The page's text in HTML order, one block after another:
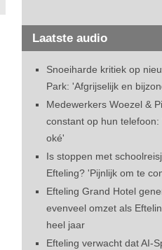
Laatste audio
Snoeiharde kritiek op
Park: 'Afgrijselijk en
Medewerkers Woezel &
constant op hun
oké'
Is stoppen met
Efteling? 'Pijnlijk om te
Efteling Grand Hotel
evenveel omzet als
heel jaar
Efteling verwacht dat AI-